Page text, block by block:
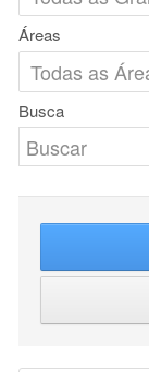
Áreas
Busca